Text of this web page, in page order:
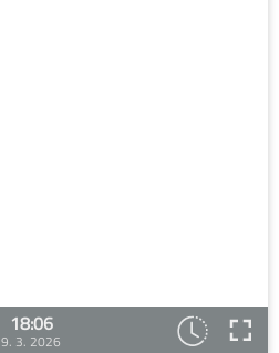
18:06
9. 3. 2026